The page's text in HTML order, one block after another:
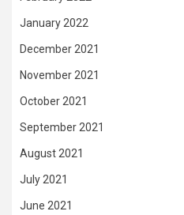
January 2022
December 2021
November 2021
October 2021
September 2021
August 2021
July 2021
June 2021